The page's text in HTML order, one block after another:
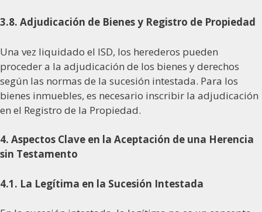
3.8. Adjudicación de Bienes y Registro de Propiedad
Una vez liquidado el ISD, los herederos pueden
proceder a la adjudicación de los bienes y derechos
según las normas de la sucesión intestada. Para los
bienes inmuebles, es necesario inscribir la adjudicación
en el Registro de la Propiedad.
4. Aspectos Clave en la Aceptación de una Herencia
sin Testamento
4.1. La Legítima en la Sucesión Intestada